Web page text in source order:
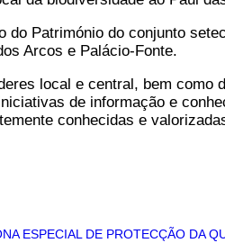
do Património do conjunto
Arcos e Palácio-Fonte.
local e central, bem como
de informação e
conhecidas e